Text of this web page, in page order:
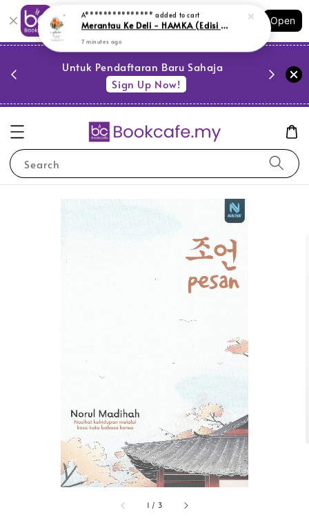
Shopping: Track Your Order
Your Trusted Shops
Open
Untuk Pendaftaran Baru Sahaja
Sign Up Now!
Search
1 / 3